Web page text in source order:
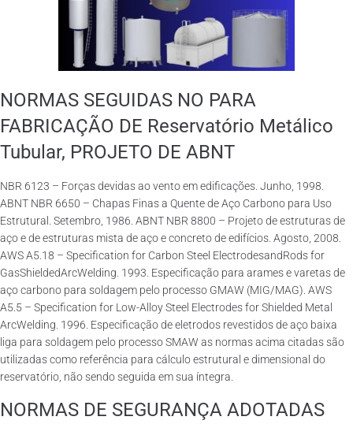
NORMAS SEGUIDAS NO PARA
FABRICAÇÃO DE Reservatório Metálico
Tubular, PROJETO DE ABNT
NBR 6123 – Forças devidas ao vento em edificações. Junho, 1998.
ABNT NBR 6650 – Chapas Finas a Quente de Aço Carbono para Uso
Estrutural. Setembro, 1986. ABNT NBR 8800 – Projeto de estruturas de
aço e de estruturas mista de aço e concreto de edifícios. Agosto, 2008.
AWS A5.18 – Specification for Carbon Steel ElectrodesandRods for
GasShieldedArcWelding. 1993. Especificação para arames e varetas de
aço carbono para soldagem pelo processo GMAW (MIG/MAG). AWS
A5.5 – Specification for Low-Alloy Steel Electrodes for Shielded Metal
ArcWelding. 1996. Especificação de eletrodos revestidos de aço baixa
liga para soldagem pelo processo SMAW as normas acima citadas são
utilizadas como referência para cálculo estrutural e dimensional do
reservatório, não sendo seguida em sua íntegra.
NORMAS DE SEGURANÇA ADOTADAS